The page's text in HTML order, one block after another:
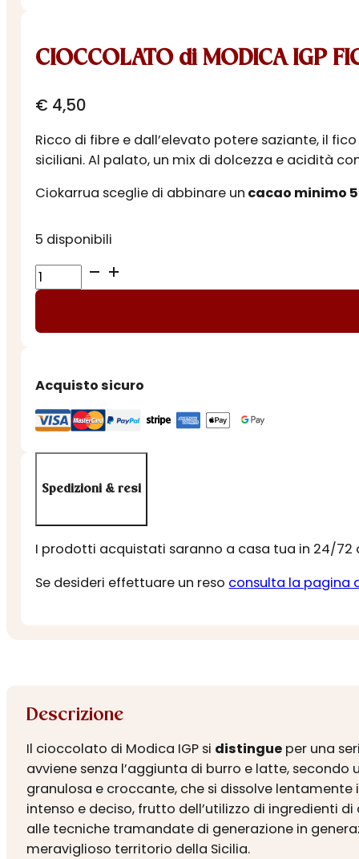
CIOCCOLATO di MODICA IGP
€ 4,50
Ricco di fibre e dall’elevato potere saziante, il
siciliani. Al palato, un mix di dolcezza e acidità
Ciokarrua sceglie di abbinare un cacao minimo
5 disponibili
CIOCCOLATO
di
IGP
quantità
Acquisto sicuro
Spedizioni & resi
I prodotti acquistati saranno a casa tua in 24/72
Se desideri effettuare un reso consulta la pagina
Descrizione
Il cioccolato di Modica IGP si distingueper una
avviene senza l’aggiunta di burro e latte,
granulosa e croccante, che si dissolve
intenso e deciso, frutto dell’utilizzo di ingredienti
alle tecniche tramandate di generazione in
meraviglioso territorio della Sicilia.